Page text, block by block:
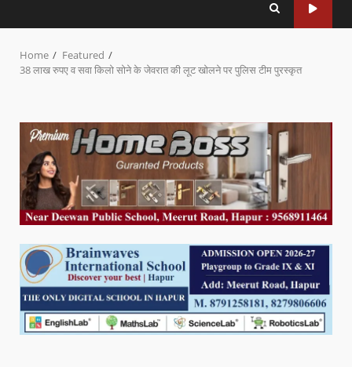
Home
Featured
38 लाख रुपए व सवा किलो सोने के जेवरात की लूट खोलने पर पुलिस टीम पुरस्कृत